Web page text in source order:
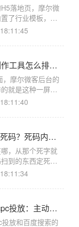
容易满五千，
落地页，摩尔微
了行业模板，套
拖快不少。摩尔
在客服链接的详
做出来的页面元
钮位置别扭，
单页h5页面制作工具怎么排？一屏往下滑的单页适合投放
摩尔微客后台的
就是这种一屏往
合投放引流。摩
客服链接详情页
是一个长页面从
告的落地页基
什么是活码和死码？死码内容钉死活码后台随时改的区别
，从那个死字就
到的东西定死了
挂的内容随时能
的活码和客服管
维码生成的时
进图案里了，扫
百度信息流ocpc投放：主动推送靠素材抓人和搜索打法不同
放和百度搜索的